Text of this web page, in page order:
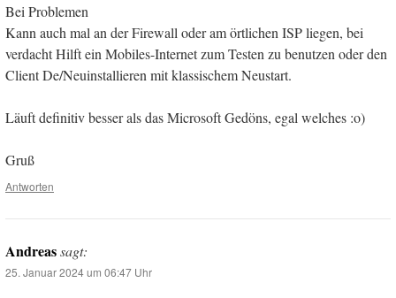
Bei Problemen
Kann auch mal an der Firewall oder am örtlichen ISP liegen, bei
verdacht Hilft ein Mobiles-Internet zum Testen zu benutzen oder den
Client De/Neuinstallieren mit klassischem Neustart.
Läuft definitiv besser als das Microsoft Gedöns, egal welches :o)
Gruß
Antworten
Andreassagt:
25. Januar 2024 um 06:47 Uhr